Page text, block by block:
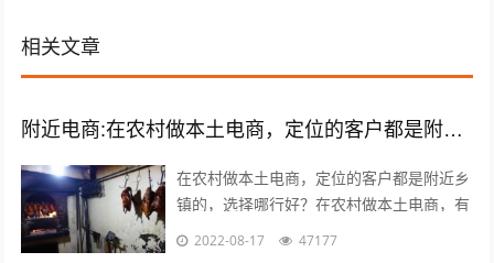
相关文章
附近电商:在农村做本土电商，定位的客户都是附近乡镇的，选择哪类商品好？
在农村做本土电商，定位的客户都是附近乡
镇的，选择哪行好？在农村做本土电商，有
一个莫大的好处，那就是诚信问题能够得到
2022-08-17 47177